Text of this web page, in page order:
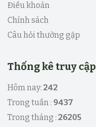
Điều khoản
Chính sách
Câu hỏi thường gặp
Thống kê truy cập
Hôm nay: 242
Trong tuần : 9437
Trong tháng : 26205